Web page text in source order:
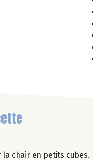
chair en petits